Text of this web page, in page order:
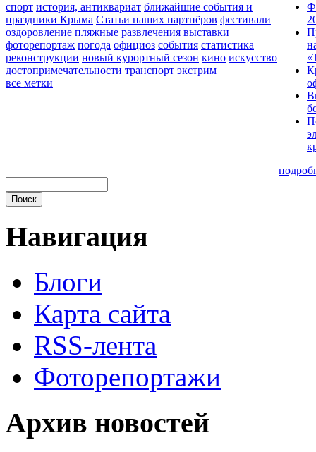
спорт история, антиквариат ближайшие события и
праздники Крыма Статьи наших партнёров фестивали
оздоровление пляжные развлечения выставки
фоторепортаж погода официоз события статистика
реконструкции новый курортный сезон кино искусство
достопримечательности транспорт экстрим
все метки
Навигация
Блоги
Карта сайта
RSS-лента
Фоторепортажи
Архив новостей